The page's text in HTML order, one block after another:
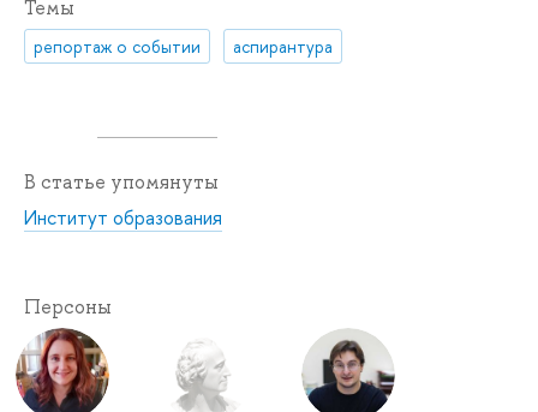
Темы
репортаж о событии аспирантура
В статье упомянуты
Институт образования
Персоны